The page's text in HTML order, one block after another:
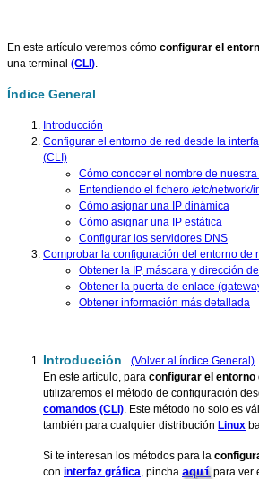
En este artículo veremos cómo configurar el
una terminal (CLI).
Índice General
Introducción
Configurar el entorno de red desde la
(CLI)
Cómo conocer el nombre de
Entendiendo el fichero /etc/network/
Cómo asignar una IP dinámica
Cómo asignar una IP estática
Configurar los servidores DNS
Comprobar la configuración del entorno de
Obtener la IP, máscara y dirección
Obtener la puerta de enlace
Obtener información más detallada
Introducción
(Volver al índice General)
En este artículo, para configurar el entorno
utilizaremos el método de configuración
comandos (CLI). Este método no solo es
también para cualquier distribución Linux
Si te interesan los métodos para la
con interfaz gráfica, pincha aquí para ver